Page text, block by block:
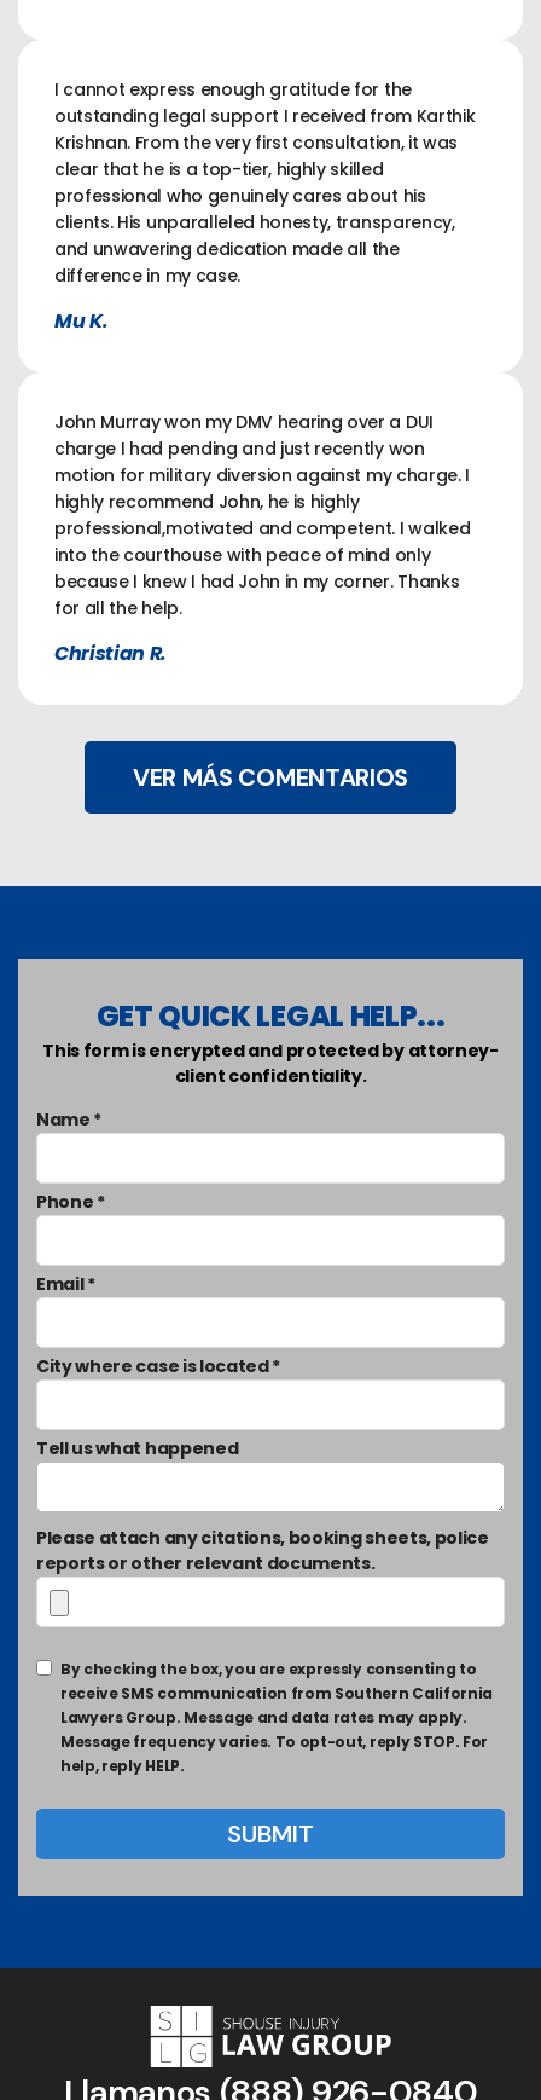
I cannot express enough gratitude for the
outstanding legal support I received from Karthik
Krishnan. From the very first consultation, it was
clear that he is a top-tier, highly skilled
professional who genuinely cares about his
clients. His unparalleled honesty, transparency,
and unwavering dedication made all the
difference in my case.
Mu K.
John Murray won my DMV hearing over a DUI
charge I had pending and just recently won
motion for military diversion against my charge. I
highly recommend John, he is highly
professional,motivated and competent. I walked
into the courthouse with peace of mind only
because I knew I had John in my corner. Thanks
for all the help.
Christian R.
VER MÁS COMENTARIOS
GET QUICK LEGAL HELP...
This form is encrypted and protected by attorney-
client confidentiality.
Name *
Phone *
Email *
City where case is located *
Tell us what happened
Please attach any citations, booking sheets, police
reports or other relevant documents.
By checking the box, you are expressly consenting to
receive SMS communication from Southern California
Lawyers Group. Message and data rates may apply.
Message frequency varies. To opt-out, reply STOP. For
help, reply HELP.